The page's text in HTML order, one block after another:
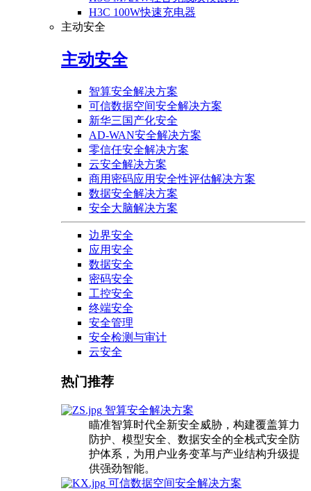
H3C 100W快速充电器
主动安全
主动安全
智算安全解决方案
可信数据空间安全解决方案
新华三国产化安全
AD-WAN安全解决方案
零信任安全解决方案
云安全解决方案
商用密码应用安全性评估解决方案
数据安全解决方案
安全大脑解决方案
边界安全
应用安全
数据安全
密码安全
工控安全
终端安全
安全管理
安全检测与审计
云安全
热门推荐
智算安全解决方案
瞄准智算时代全新安全威胁，构建覆盖算力
防护、模型安全、数据安全的全栈式安全防
护体系，为用户业务变革与产业结构升级提
供强劲智能。
可信数据空间安全解决方案